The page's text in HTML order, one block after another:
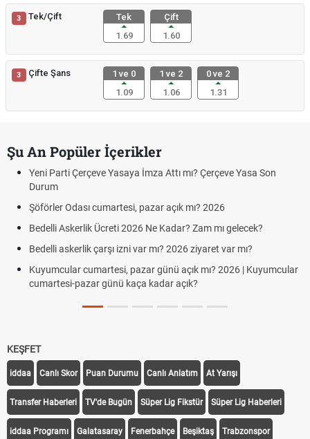
3 Tek/Çift
Tek
1.69
Çift
1.60
3 Çifte Şans
1 ve 0
1.09
1 ve 2
1.06
0 ve 2
1.31
Şu An Popüler İçerikler
Parti Çerçeve Yasaya İmza Attı mı? Çerçeve Yasa Son
Odası cumartesi, pazar açık mı? 2026
Askerlik Ücreti 2026 Ne Kadar? Zam mı gelecek?
askerlik çarşı izni var mı? 2026 ziyaret var mı?
cumartesi, pazar günü açık mı? 2026 | Kuyumcular
pazar günü kaça kadar açık?
KEŞFET
iddaa Canlı Skor Puan Durumu Canlı Anlatım At Yarışı
Transfer Haberleri TV'de Bugün Süper Lig Fikstür Süper Lig Haberleri
iddaa Programı Galatasaray Fenerbahçe Beşiktaş Trabzonspor